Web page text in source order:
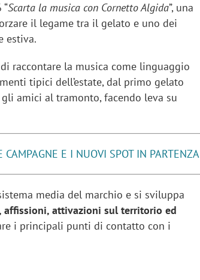
Scarta la musica con Cornetto Algida”, una
il legame tra il gelato e uno dei
estiva.
raccontare la musica come linguaggio
tipici dell’estate, dal primo gelato
amici al tramonto, facendo leva su
E I NUOVI SPOT IN PARTENZA
media del marchio e si sviluppa
affissioni, attivazioni sul territorio ed
i principali punti di contatto con i